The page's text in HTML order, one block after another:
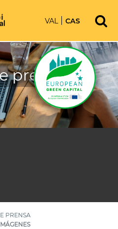
VAL CAS
prensa
PRENSA